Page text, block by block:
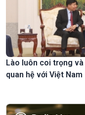
Lào luôn coi trọng
quan hệ với Việt Nam